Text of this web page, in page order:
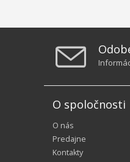
O spoločnosti
O nás
Predajne
Kontakty